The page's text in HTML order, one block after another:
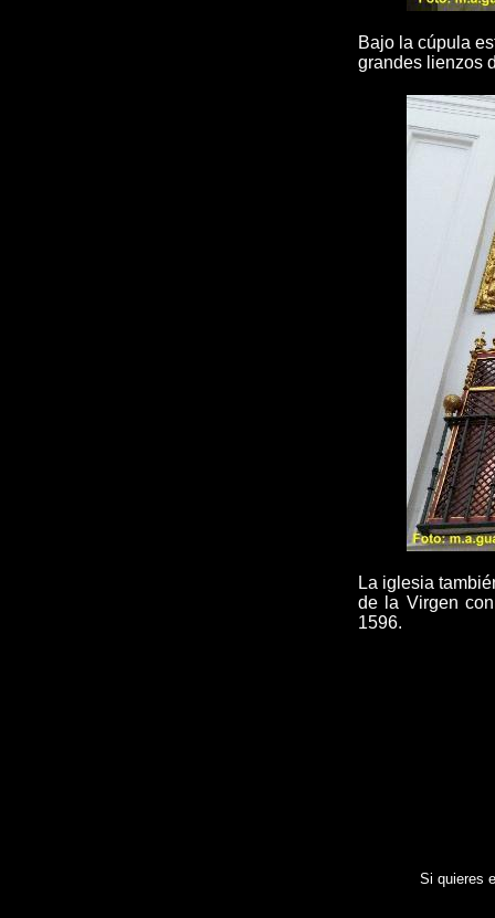
Bajo la cúpula
grandes lienzos
La iglesia
de la Virgen
1596.
Si quieres